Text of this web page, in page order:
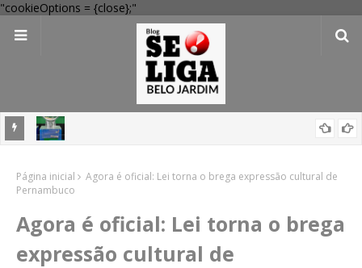
"cookieOptions = {close};"
Mega-Sena 3041: 24 apostas do interior de PE acertam números,
Pernambuco
Página inicial
Agora é oficial: Lei torna o brega expressão cultural de
Pernambuco
Agora é oficial: Lei torna o brega
expressão cultural de